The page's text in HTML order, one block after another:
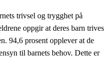
trivsel og trygghet på
oppgir at deres barn trives
94,6 prosent opplever at de
til barnets behov. Dette er